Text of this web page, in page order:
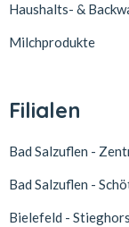
Haushalts- &
Milchprodukte
Filialen
Bad Salzuflen -
Bad Salzuflen -
Bielefeld -